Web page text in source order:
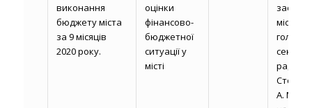
виконання
бюджету міста
за 9 місяців
2020 року.
оцінки
фінансово-
бюджетної
ситуації у
місті
голови,
ради
А. М.,